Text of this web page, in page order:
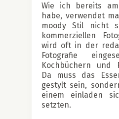
Wie ich bereits
habe, verwendet
moody Stil nicht
kommerziellen
wird oft in der
Fotografie
Kochbüchern und
Da muss das
gestylt sein,
einem einladen
setzten.